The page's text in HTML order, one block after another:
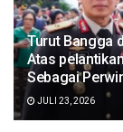
Turut Bangga
Atas
Sebagai
JULI 23, 2026